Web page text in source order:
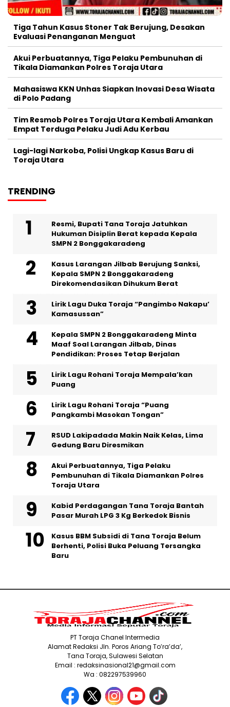
Tiga Tahun Kasus Stoner Tak Berujung, Desakan
Evaluasi Penanganan Menguat
Akui Perbuatannya, Tiga Pelaku Pembunuhan di
Tikala Diamankan Polres Toraja Utara
Mahasiswa KKN Unhas Siapkan Inovasi Desa Wisata
di Polo Padang
Tim Resmob Polres Toraja Utara Kembali Amankan
Empat Terduga Pelaku Judi Adu Kerbau
Lagi-lagi Narkoba, Polisi Ungkap Kasus Baru di
Toraja Utara
TRENDING
Resmi, Bupati Tana Toraja Jatuhkan
Hukuman Disiplin Berat kepada Kepala
SMPN 2 Bonggakaradeng
Kasus Larangan Jilbab Berujung Sanksi,
Kepala SMPN 2 Bonggakaradeng
Direkomendasikan Dihukum Berat
Lirik Lagu Duka Toraja “Pangimbo Nakapu’
Kamasussan”
Kepala SMPN 2 Bonggakaradeng Minta
Maaf Soal Larangan Jilbab, Dinas
Pendidikan: Proses Tetap Berjalan
Lirik Lagu Rohani Toraja Mempala’kan
Puang
Lirik Lagu Rohani Toraja “Puang
Pangkambi Masokan Tongan”
RSUD Lakipadada Makin Naik Kelas, Lima
Gedung Baru Diresmikan
Akui Perbuatannya, Tiga Pelaku
Pembunuhan di Tikala Diamankan Polres
Toraja Utara
Kabid Perdagangan Tana Toraja Bantah
Pasar Murah LPG 3 Kg Berkedok Bisnis
Kasus BBM Subsidi di Tana Toraja Belum
Berhenti, Polisi Buka Peluang Tersangka
Baru
PT Toraja Chanel Intermedia
Alamat Redaksi Jln. Poros Ariang To’ra’da’,
Tana Toraja, Sulawesi Selatan
Email : redaksinasional21@gmail.com
Wa : 082297539960